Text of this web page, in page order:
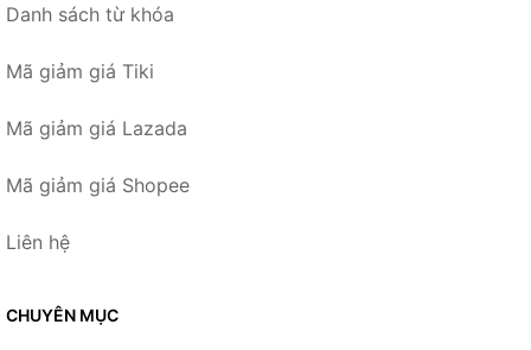
Danh sách từ khóa
Mã giảm giá Tiki
Mã giảm giá Lazada
Mã giảm giá Shopee
Liên hệ
CHUYÊN MỤC